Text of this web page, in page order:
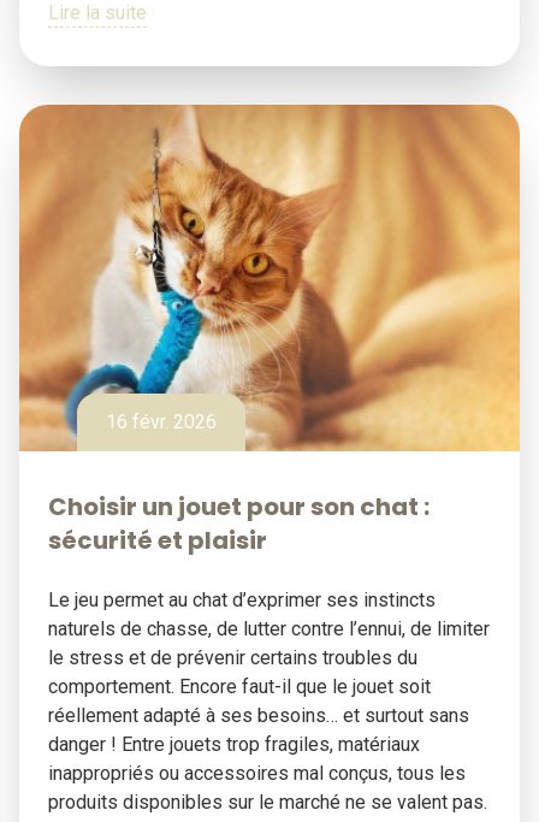
Lire la suite
16 févr. 2026
Choisir un jouet pour son chat :
sécurité et plaisir
Le jeu permet au chat d’exprimer ses instincts
naturels de chasse, de lutter contre l’ennui, de limiter
le stress et de prévenir certains troubles du
comportement. Encore faut-il que le jouet soit
réellement adapté à ses besoins… et surtout sans
danger ! Entre jouets trop fragiles, matériaux
inappropriés ou accessoires mal conçus, tous les
produits disponibles sur le marché ne se valent pas.